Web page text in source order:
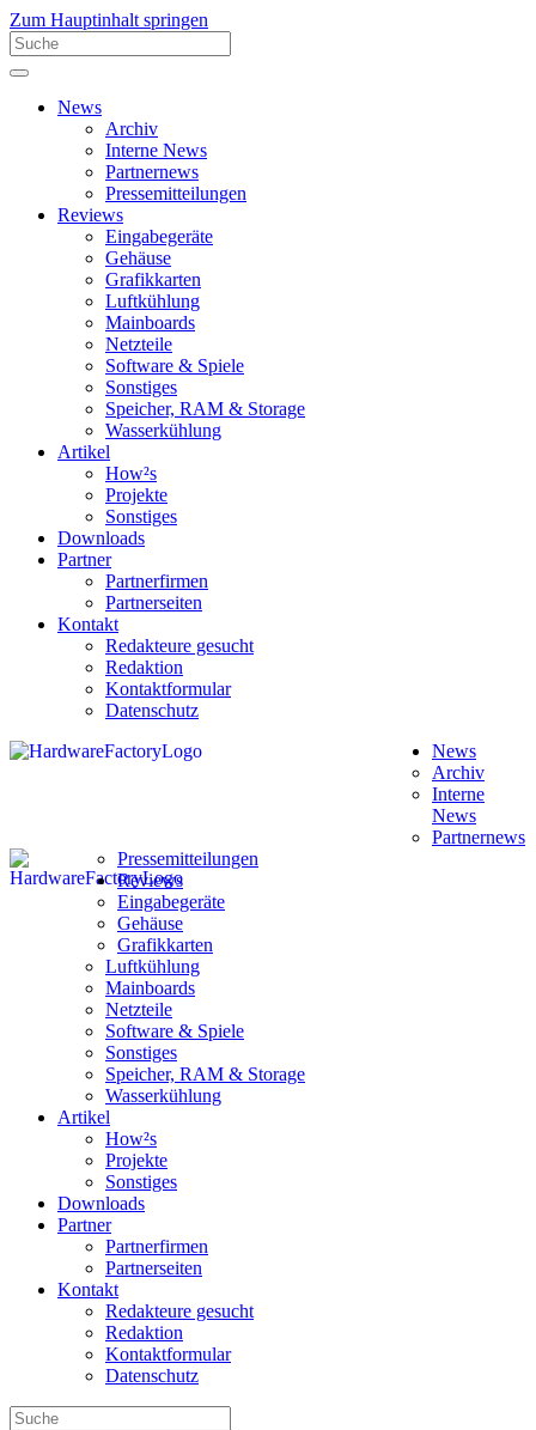
Zum Hauptinhalt springen
News
Archiv
Interne News
Partnernews
Pressemitteilungen
Reviews
Eingabegeräte
Gehäuse
Grafikkarten
Luftkühlung
Mainboards
Netzteile
Software & Spiele
Sonstiges
Speicher, RAM & Storage
Wasserkühlung
Artikel
How²s
Projekte
Sonstiges
Downloads
Partner
Partnerfirmen
Partnerseiten
Kontakt
Redakteure gesucht
Redaktion
Kontaktformular
Datenschutz
News
Archiv
Interne
News
Partnernews
Pressemitteilungen
Reviews
Eingabegeräte
Gehäuse
Grafikkarten
Luftkühlung
Mainboards
Netzteile
Software & Spiele
Sonstiges
Speicher, RAM & Storage
Wasserkühlung
Artikel
How²s
Projekte
Sonstiges
Downloads
Partner
Partnerfirmen
Partnerseiten
Kontakt
Redakteure gesucht
Redaktion
Kontaktformular
Datenschutz